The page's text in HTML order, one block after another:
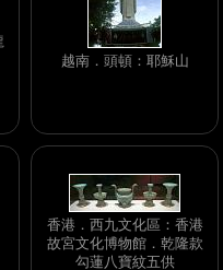
越南．頭頓：耶穌山
香港．西九文化區：香港
故宮文化博物館．乾隆款
勾蓮八寶紋五供